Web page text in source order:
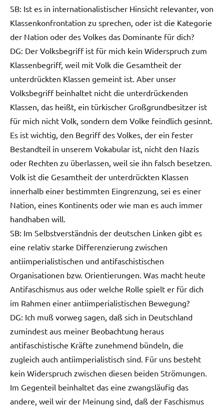
SB: Ist es in internationalistischer Hinsicht relevanter, von
Klassenkonfrontation zu sprechen, oder ist die Kategorie
der Nation oder des Volkes das Dominante für dich?
DG: Der Volksbegriff ist für mich kein Widerspruch zum
Klassenbegriff, weil mit Volk die Gesamtheit der
unterdrückten Klassen gemeint ist. Aber unser
Volksbegriff beinhaltet nicht die unterdrückenden
Klassen, das heißt, ein türkischer Großgrundbesitzer ist
für mich nicht Volk, sondern dem Volke feindlich gesinnt.
Es ist wichtig, den Begriff des Volkes, der ein fester
Bestandteil in unserem Vokabular ist, nicht den Nazis
oder Rechten zu überlassen, weil sie ihn falsch besetzen.
Volk ist die Gesamtheit der unterdrückten Klassen
innerhalb einer bestimmten Eingrenzung, sei es einer
Nation, eines Kontinents oder wie man es auch immer
handhaben will.
SB: Im Selbstverständnis der deutschen Linken gibt es
eine relativ starke Differenzierung zwischen
antiimperialistischen und antifaschistischen
Organisationen bzw. Orientierungen. Was macht heute
Antifaschismus aus oder welche Rolle spielt er für dich
im Rahmen einer antiimperialistischen Bewegung?
DG: Ich muß vorweg sagen, daß sich in Deutschland
zumindest aus meiner Beobachtung heraus
antifaschistische Kräfte zunehmend bündeln, die
zugleich auch antiimperialistisch sind. Für uns besteht
kein Widerspruch zwischen diesen beiden Strömungen.
Im Gegenteil beinhaltet das eine zwangsläufig das
andere, weil wir der Meinung sind, daß der Faschismus